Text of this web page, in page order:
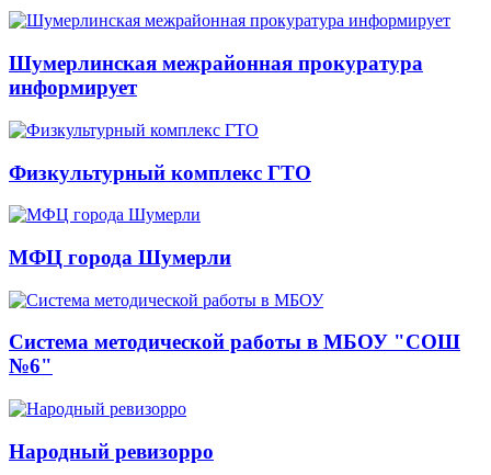
Шумерлинская межрайонная прокуратура
информирует
Физкультурный комплекс ГТО
МФЦ города Шумерли
Система методической работы в МБОУ "СОШ
№6"
Народный ревизорро